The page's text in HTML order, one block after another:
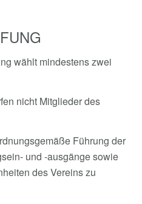
wählt mindestens zwei
nicht Mitglieder des
Führung der
und -ausgänge sowie
des Vereins zu